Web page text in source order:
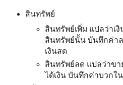
สินทรัพย์
สินทรัพย์เพิ่ม แปลว่าเ
สินทรัพย์นั้น บันทึกค่า
เงินสด
สินทรัพย์ลด แปลว่าข
ได้เงิน บันทึกค่าบวกใ